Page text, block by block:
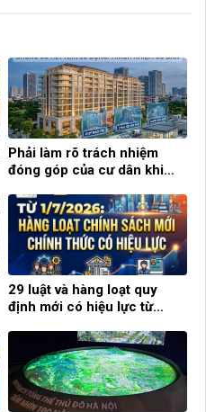
Phải làm rõ trách nhiệm
đóng góp của cư dân khi
29 luật và hàng loạt quy
định mới có hiệu lực từ